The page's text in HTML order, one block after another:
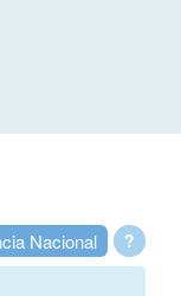
?
Nacional